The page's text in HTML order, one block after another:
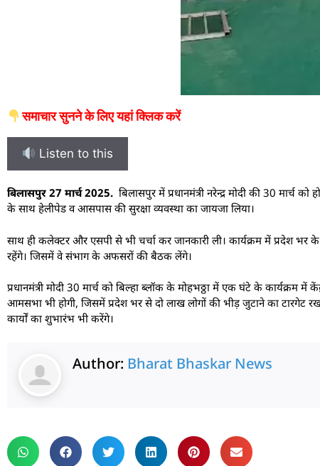
समाचार सुनने के लिए यहां क्लिक करें
Listen to this
बिलासपुर 27 मार्च 2025. बिलासपुर में प्रधानमंत्री नरेन्द्र मोदी की 30
के साथ हेलीपेड व आसपास की सुरक्षा व्यवस्था का जायजा लिया।
साथ ही कलेक्टर और एसपी से भी चर्चा कर जानकारी ली। कार्यक्रम में प्रदेश भर
रहेंगे। जिसमें वे संभाग के अफसरों की बैठक लेंगे।
प्रधानमंत्री मोदी 30 मार्च को बिल्हा ब्लॉक के मोहभठ्ठा में एक घंटे के कार्यक्रम
आमसभा भी होगी, जिसमें प्रदेश भर से दो लाख लोगों की भीड़ जुटाने का टारगेट
कार्यों का शुभारंभ भी करेंगे।
Author: Bharat Bhaskar News